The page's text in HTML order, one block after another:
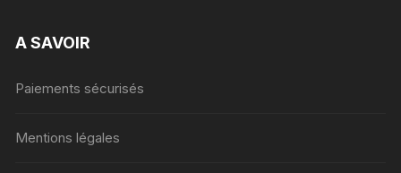
A SAVOIR
Paiements sécurisés
Mentions légales